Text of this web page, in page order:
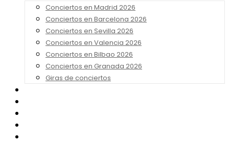
Conciertos en Madrid 2026
Conciertos en Barcelona 2026
Conciertos en Sevilla 2026
Conciertos en Valencia 2026
Conciertos en Bilbao 2026
Conciertos en Granada 2026
Giras de conciertos